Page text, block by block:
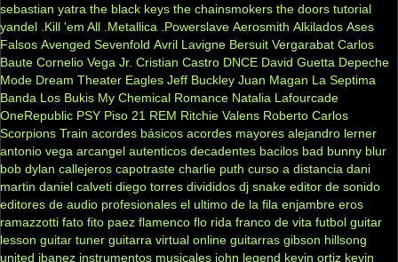
sebastian yatra the black keys the chainsmokers the doors tutorial
yandel .Kill 'em All .Metallica .Powerslave Aerosmith Alkilados Ases
Falsos Avenged Sevenfold Avril Lavigne Bersuit Vergarabat Carlos
Baute Cornelio Vega Jr. Cristian Castro DNCE David Guetta Depeche
Mode Dream Theater Eagles Jeff Buckley Juan Magan La Septima
Banda Los Bukis My Chemical Romance Natalia Lafourcade
OneRepublic PSY Piso 21 REM Ritchie Valens Roberto Carlos
Scorpions Train acordes básicos acordes mayores alejandro lerner
antonio vega arcangel autenticos decadentes bacilos bad bunny blur
bob dylan callejeros capotraste charlie puth curso a distancia dani
martin daniel calveti diego torres divididos dj snake editor de sonido
editores de audio profesionales el ultimo de la fila enjambre eros
ramazzotti fato fito paez flamenco flo rida franco de vita futbol guitar
lesson guitar tuner guitarra virtual online guitarras gibson hillsong
united ibanez instrumentos musicales john legend kevin ortiz kevin